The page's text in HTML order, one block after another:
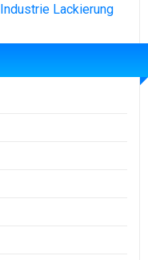
Industrie Lackierung